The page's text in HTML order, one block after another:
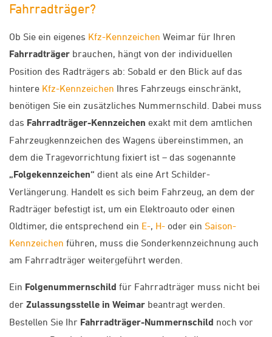
Fahrradträger?
Ob Sie ein eigenes Kfz-Kennzeichen Weimar für Ihren
Fahrradträger brauchen, hängt von der individuellen
Position des Radträgers ab: Sobald er den Blick auf das
hintere Kfz-Kennzeichen Ihres Fahrzeugs einschränkt,
benötigen Sie ein zusätzliches Nummernschild. Dabei muss
das Fahrradträger-Kennzeichen exakt mit dem amtlichen
Fahrzeugkennzeichen des Wagens übereinstimmen, an
dem die Tragevorrichtung fixiert ist – das sogenannte
„Folgekennzeichen“ dient als eine Art Schilder-
Verlängerung. Handelt es sich beim Fahrzeug, an dem der
Radträger befestigt ist, um ein Elektroauto oder einen
Oldtimer, die entsprechend ein E-, H- oder ein Saison-
Kennzeichen führen, muss die Sonderkennzeichnung auch
am Fahrradträger weitergeführt werden.
Ein Folgenummernschild für Fahrradträger muss nicht bei
der Zulassungsstelle in Weimar beantragt werden.
Bestellen Sie Ihr Fahrradträger-Nummernschild noch vor